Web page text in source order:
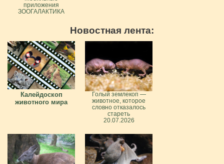
приложения
ЗООГАЛАКТИКА
Новостная лента:
Калейдоскоп
животного мира
Голый землекоп —
животное, которое
словно отказалось
стареть
20.07.2026